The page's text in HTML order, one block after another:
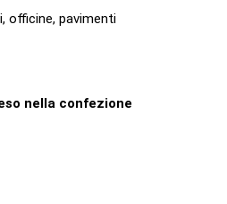
officine, pavimenti
nella confezione